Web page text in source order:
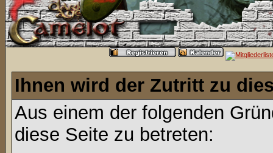
Ihnen wird der Zutritt zu
Aus einem der folgenden
diese Seite zu betreten: